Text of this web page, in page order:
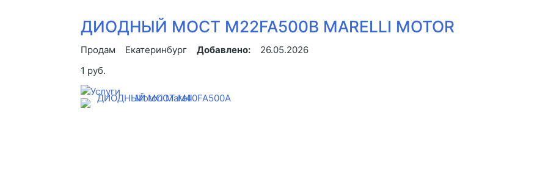
ДИОДНЫЙ МОСТ M22FA500B MARELLI MOTOR
Продам Екатеринбург Добавлено:
26.05.2026
1 руб.